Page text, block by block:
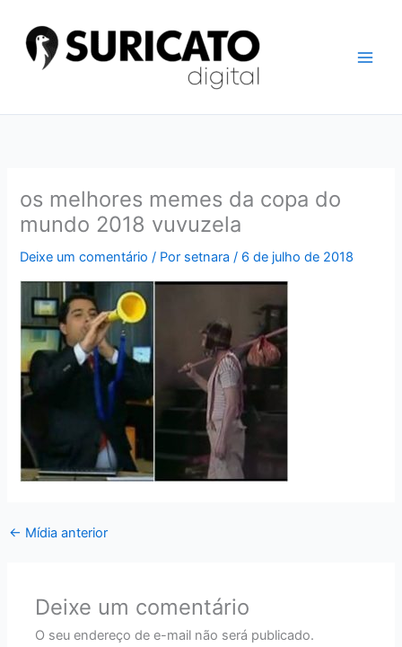
conteúdo
os melhores memes da copa do
mundo 2018 vuvuzela
Deixe um comentário / Por setnara/ 6 de julho de 2018
← Mídia anterior
Deixe um comentário
O seu endereço de e-mail não será publicado.